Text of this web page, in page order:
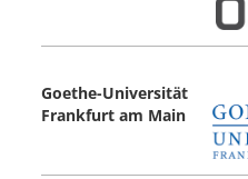
Goethe-Universität
Frankfurt am Main